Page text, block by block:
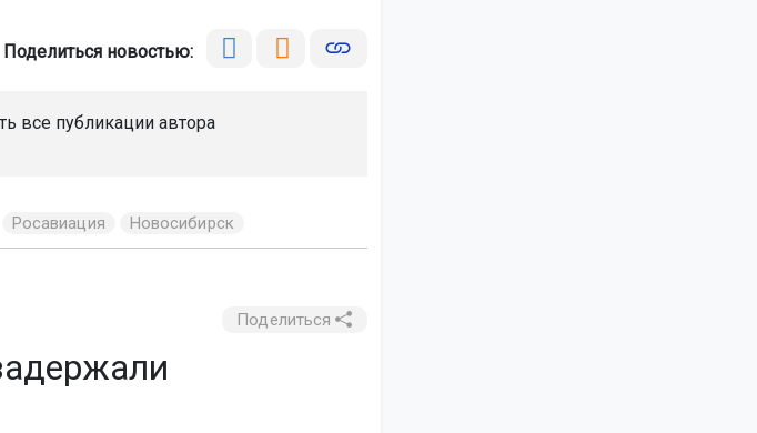
Поделиться новостью:
все публикации автора
Росавиация Новосибирск
Поделиться